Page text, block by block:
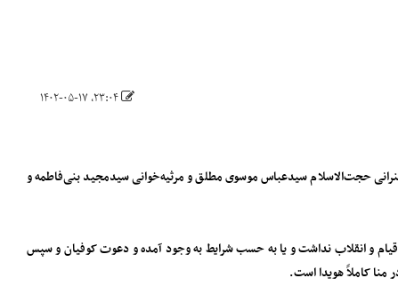
حجت‌الاسلام سیدعباس موسوی مطلق و مرثیه‌خوانی سیدمجید بنی‌فاطمه و
و‌ انقلاب نداشت و یا به حسب شرایط به وجود آمده و دعوت کوفیان و سپس
منا کاملاً هویدا است.